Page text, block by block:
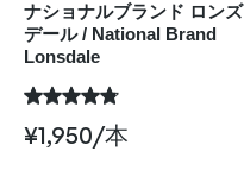
ナショナルブランド ロンズ
デール / National Brand
Lonsdale
¥1,950/本